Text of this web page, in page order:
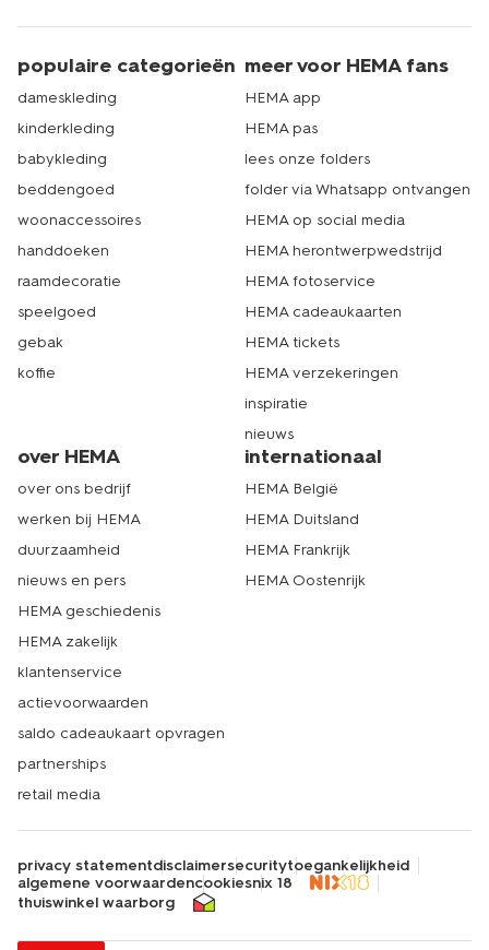
populaire categorieën
dameskleding
kinderkleding
babykleding
beddengoed
woonaccessoires
handdoeken
raamdecoratie
speelgoed
gebak
koffie
meer voor HEMA fans
HEMA app
HEMA pas
lees onze folders
folder via Whatsapp ontvangen
HEMA op social media
HEMA herontwerpwedstrijd
HEMA fotoservice
HEMA cadeaukaarten
HEMA tickets
HEMA verzekeringen
inspiratie
nieuws
over HEMA
over ons bedrijf
werken bij HEMA
duurzaamheid
nieuws en pers
HEMA geschiedenis
HEMA zakelijk
klantenservice
actievoorwaarden
saldo cadeaukaart opvragen
partnerships
retail media
internationaal
HEMA België
HEMA Duitsland
HEMA Frankrijk
HEMA Oostenrijk
privacy statementdisclaimersecuritytoegankelijkheid
algemene voorwaardencookiesnix 18
thuiswinkel waarborg